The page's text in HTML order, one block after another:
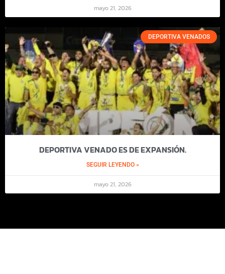
mayo 21, 2026
DEPORTIVA VENADOS
DEPORTIVA VENADO ES DE EXPANSIÓN.
SEGUIR LEYENDO »
mayo 21, 2026